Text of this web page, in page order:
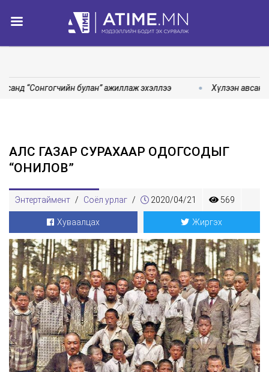
“Сонгогчийн булан” ажиллаж эхэллээ Хүлээн авсан
АЛС ГАЗАР СУРАХААР ОДОГСОДЫГ
“ОНИЛОВ”
Энтертаймент / Соёл урлаг / 2020/04/21 569
Хуваалцах Жиргэх